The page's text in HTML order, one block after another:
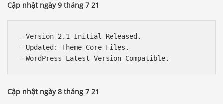
Cập nhật ngày 9 tháng 7 21
- Version 2.1 Initial Released.
- Updated: Theme Core Files.
Cập nhật ngày 8 tháng 7 21